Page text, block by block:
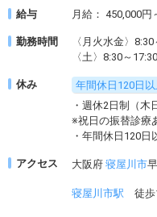
給与 月給： 450,000円
勤務時間
〈月火水金〉
〈土〉8:30～17:30
休み 年間休日120日以
・週休2日制（木
※祝日の振替診療
・年間休日120日
アクセス 大阪府 寝屋川市
寝屋川市駅 徒歩